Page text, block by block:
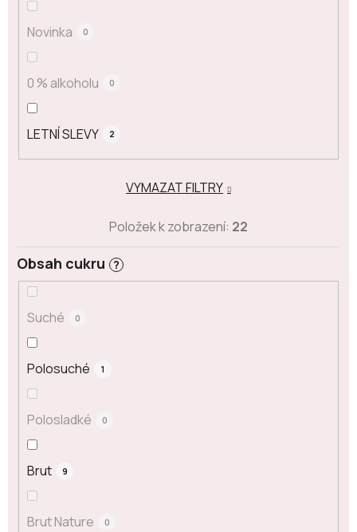
Novinka 0
0 % alkoholu 0
LETNÍ SLEVY 2
Obsah cukru ?
Suché 0
Polosuché 1
Polosladké 0
Brut 9
Brut Nature 0
VYMAZAT FILTRY
Položek k zobrazení: 22